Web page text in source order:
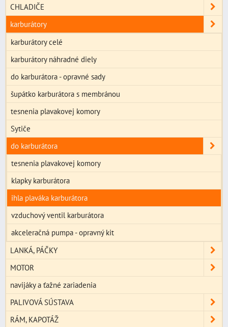
CHLADIČE
karburátory
karburátory celé
karburátory náhradné diely
do karburátora - opravné sady
šupátko karburátora s membránou
tesnenia plavakovej komory
Sytiče
do karburátora
tesnenia plavakovej komory
klapky karburátora
ihla plaváka karburátora
vzduchový ventil karburátora
akceleračná pumpa - opravný kit
LANKÁ, PÁČKY
MOTOR
navijáky a ťažné zariadenia
PALIVOVÁ SÚSTAVA
RÁM, KAPOTÁŽ